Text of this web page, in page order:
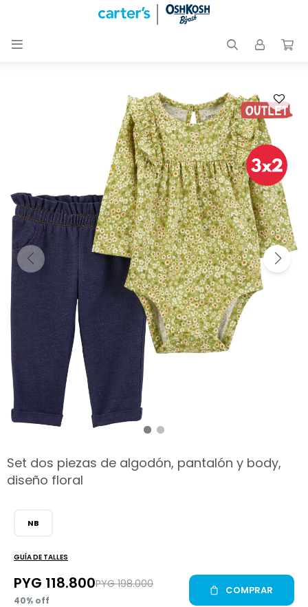

Set dos piezas de algodón, pantalón y body,
diseño floral
NB
GUÍA DE TALLES
PYG 118.800PYG 198.000
40
COMPRAR
Nuevos
Calzado
Club
Carter
´s
OUTLET
Skip-
hop